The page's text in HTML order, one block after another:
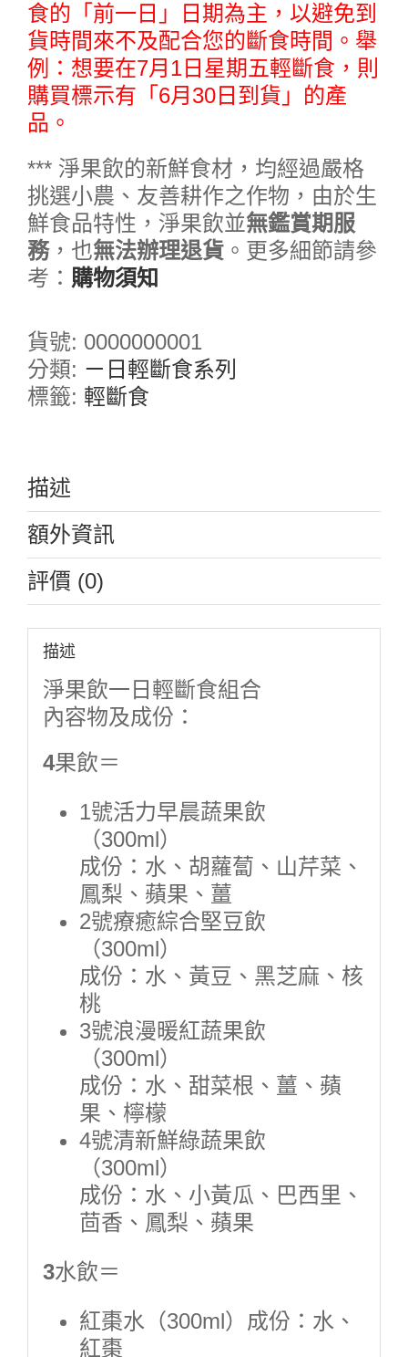
食的「前一日」日期為主，以避免到
貨時間來不及配合您的斷食時間。舉
例：想要在7月1日星期五輕斷食，則
購買標示有「6月30日到貨」的產
品。
*** 淨果飲的新鮮食材，均經過嚴格
挑選小農、友善耕作之作物，由於生
鮮食品特性，淨果飲並無鑑賞期服
務，也無法辦理退貨 。更多細節請參
考： 購物須知
貨號: 0000000001
分類: ㄧ日輕斷食系列
標籤: 輕斷食
描述
額外資訊
評價 (0)
描述
淨果飲一日輕斷食組合
內容物及成份：
4果飲＝
1號活力早晨蔬果飲
（300ml）
成份：水、胡蘿蔔、山芹菜、
鳳梨、蘋果、薑
2號療癒綜合堅豆飲
（300ml）
成份：水、黃豆、黑芝麻、核
桃
3號浪漫暖紅蔬果飲
（300ml）
成份：水、甜菜根、薑、蘋
果、檸檬
4號清新鮮綠蔬果飲
（300ml）
成份：水、小黃瓜、巴西里、
茴香、鳳梨、蘋果
3水飲＝
紅棗水（300ml）成份：水、
紅棗